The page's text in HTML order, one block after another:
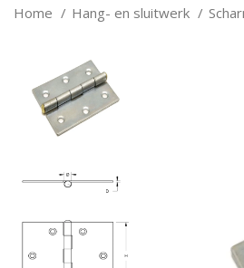
Home Hang- en sluitwerk